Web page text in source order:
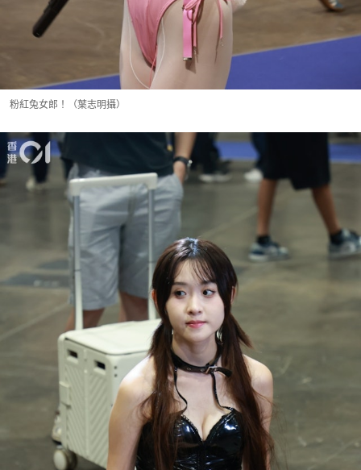
粉紅兔女郎！（葉志明攝）